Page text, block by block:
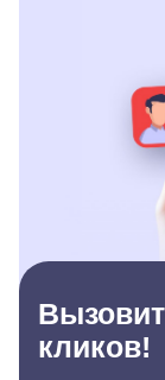
кликов!